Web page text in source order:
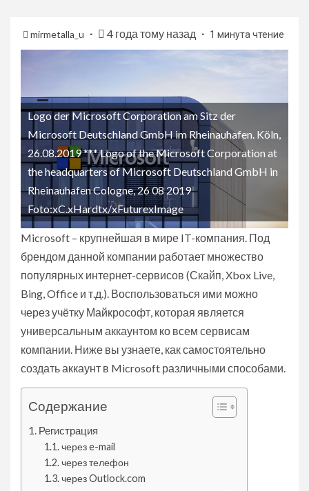
mirmetalla_u 4 года тому назад 1 минута чтение
Logo der Microsoft Corporation am Sitz der
Microsoft Deutschland GmbH im Rheinauhafen. Köln,
26.08.2019 *** Logo of the Microsoft Corporation at
the headquarters of Microsoft Deutschland GmbH in
Rheinauhafen Cologne, 26 08 2019
Foto:xC.xHardtx/xFuturexImage
Microsoft – крупнейшая в мире IT-компания. Под
брендом данной компании работает множество
популярных интернет-сервисов (Скайп, Xbox Live,
Bing, Office и т.д.). Воспользоваться ими можно
через учётку Майкрософт, которая является
универсальным аккаунтом ко всем сервисам
компании. Ниже вы узнаете, как самостоятельно
создать аккаунт в Microsoft различными способами.
Содержание
Регистрация
через e-mail
через телефон
через Outlock.com